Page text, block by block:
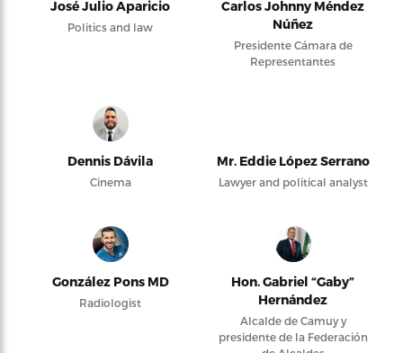
José Julio Aparicio
Politics and law
Carlos Johnny Méndez
Núñez
Presidente Cámara de
Representantes
Dennis Dávila
Cinema
Mr. Eddie López Serrano
Lawyer and political analyst
González Pons MD
Radiologist
Hon. Gabriel “Gaby”
Hernández
Alcalde de Camuy y
presidente de la Federación